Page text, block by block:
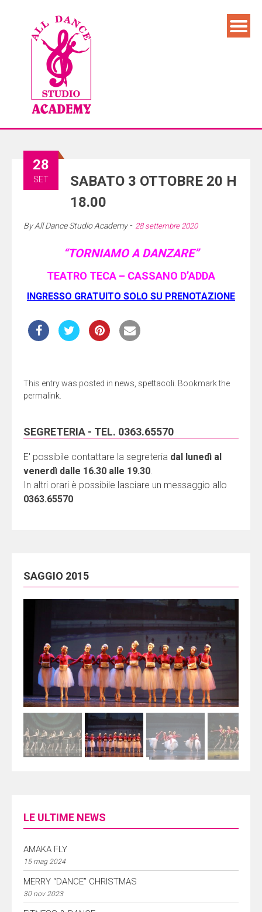
SABATO 3 OTTOBRE 20 H
18.00
28
SET
ByAll Dance Studio Academy- 28 settembre 2020
“TORNIAMO A DANZARE”
TEATRO TECA – CASSANO D’ADDA
INGRESSO GRATUITO SOLO SU PRENOTAZIONE
This entry was posted in news spettacoli . Bookmark the
permalink
SEGRETERIA - TEL. 0363.65570
E' possibile contattare la segreteria dal lunedì al
venerdì dalle 16.30 alle 19.30.
In altri orari è possibile lasciare un messaggio allo
0363.65570
SAGGIO 2015
LE ULTIME NEWS
AMAKA FLY
15 mag 2024
MERRY “DANCE” CHRISTMAS
30 nov 2023